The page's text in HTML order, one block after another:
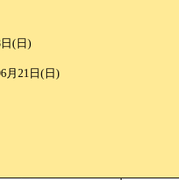
(日)
月21日(日)